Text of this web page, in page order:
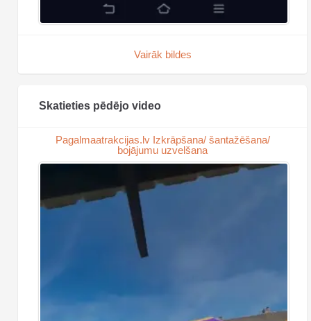
Vairāk bildes
Skatieties pēdējo video
Pagalmaatrakcijas.lv Izkrāpšana/ šantažēšana/
bojājumu uzvelšana